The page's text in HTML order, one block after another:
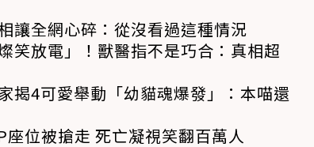
讓全網心碎：從沒看過這種情況
笑放電」！獸醫指不是巧合：真相超
揭4可愛舉動「幼貓魂爆發」：本喵還
位被搶走 死亡凝視笑翻百萬人